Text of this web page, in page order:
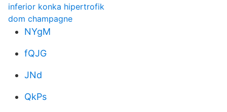
inferior konka hipertrofik
dom champagne
NYgM
fQJG
JNd
QkPs